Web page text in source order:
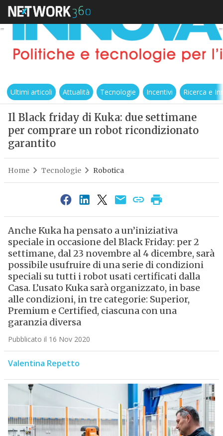
Ultimi articoli Attualità Tecnologie Incentivi Ricerca e
Il Black friday di Kuka: due settimane
per comprare un robot ricondizionato
garantito
Home Tecnologie Robotica
Anche Kuka ha pensato a un’iniziativa
speciale in occasione del Black Friday: per 2
settimane, dal 23 novembre al 4 dicembre, sarà
possibile usufruire di una serie di condizioni
speciali su tutti i robot usati certificati dalla
Casa. L’usato Kuka sarà organizzato, in base
alle condizioni, in tre categorie: Superior,
Premium e Certified, ciascuna con una
garanzia diversa
Pubblicato il 16 Nov 2020
Valentina Repetto